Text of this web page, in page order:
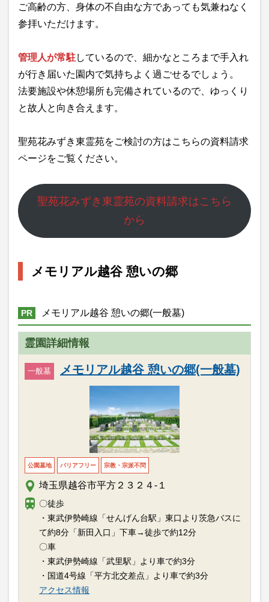
ご高齢の方、身体の不自由な方であっても気兼ねなく
参拝いただけます。
管理人が常駐しているので、細かなところまで手入れ
が行き届いた園内で気持ちよく過ごせるでしょう。
法要施設や休憩場所も完備されているので、ゆっくり
と故人と向き合えます。
聖苑花みずき東霊苑をご検討の方はこちらの資料請求
ページをご覧ください。
聖苑花みずき東霊苑の資料請求はこちら
から
メモリアル越谷 憩いの郷
PR メモリアル越谷 憩いの郷(一般墓)
霊園詳細情報
一般墓 メモリアル越谷 憩いの郷(一般墓)
公園墓地 バリアフリー 宗教・宗派不問
埼玉県越谷市平方２３２４-１
〇徒歩
・東武伊勢崎線「せんげん台駅」東口より茨急バスに
て約8分「新田入口」下車→徒歩で約12分
〇車
・東武伊勢崎線「武里駅」より車で約3分
・国道4号線「平方北交差点」より車で約3分
アクセス情報